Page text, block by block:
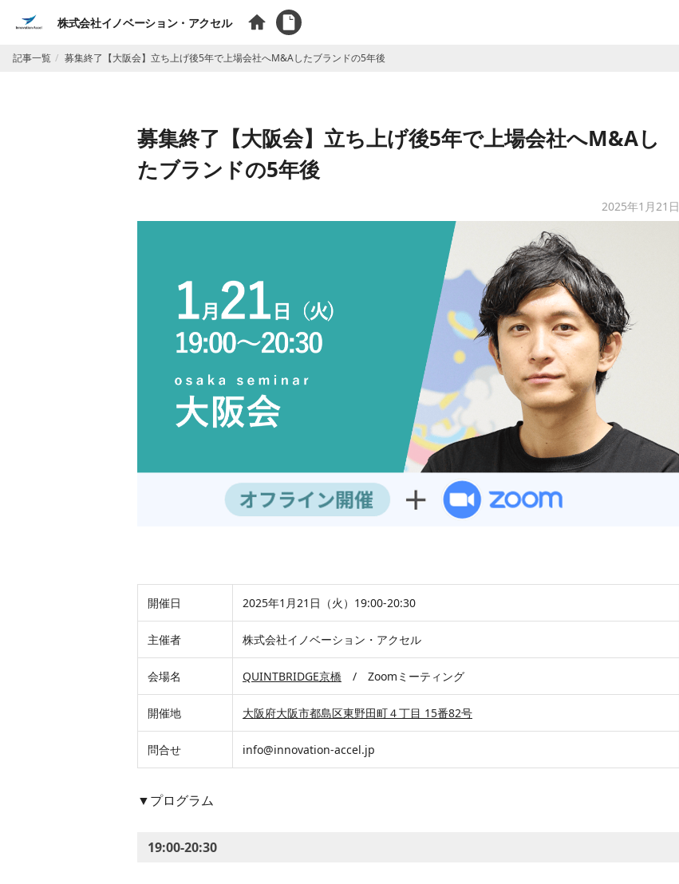
株式会社イノベーション・アクセル
記事一覧 募集終了【大阪会】立ち上げ後5年で上場会社へM&Aしたブランドの5年後
募集終了【大阪会】立ち上げ後5年で上場会社へM&Aし
たブランドの5年後
2025年1月21日
開催日 2025年1月21日（火）19:00-20:30
主催者 株式会社イノベーション・アクセル
会場名 QUINTBRIDGE京橋 / Zoomミーティング
開催地 大阪府大阪市都島区東野田町４丁目 15番82号
問合せ info@innovation-accel.jp
▼プログラム
19:00-20:30